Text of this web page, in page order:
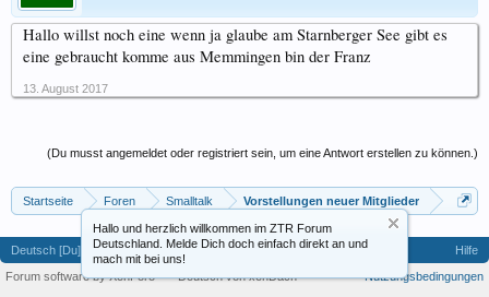
Hallo und herzlich willkommen im ZTR Forum
Deutschland. Melde Dich doch einfach direkt an und
mach mit bei uns!
Hallo willst noch eine wenn ja glaube am Starnberger See gibt es
eine gebraucht komme aus Memmingen bin der Franz
13. August 2017
(Du musst angemeldet oder registriert sein, um eine Antwort erstellen zu können.)
Startseite Foren Smalltalk Vorstellungen neuer Mitglieder
Deutsch [Du]
Hilfe
Nutzungsbedingungen
Forum software by XenForo™-Deutsch von xenDach